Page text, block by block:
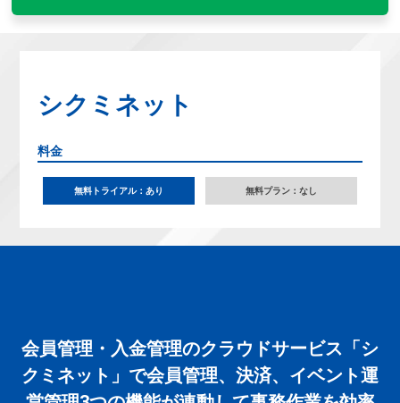
シクミネット
料金
無料トライアル：あり 無料プラン：なし
会員管理・入金管理のクラウドサービス「シ
クミネット」で会員管理、決済、イベント運